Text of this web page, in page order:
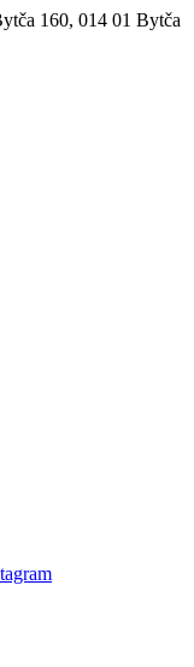
160, 014 01 Bytča